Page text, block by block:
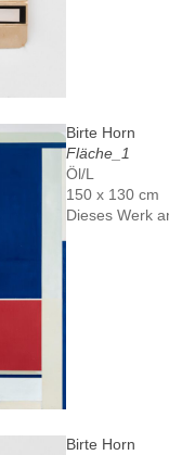
Birte Horn
Fläche_1
Öl/L
150 x 130 cm
Dieses Werk
Birte Horn